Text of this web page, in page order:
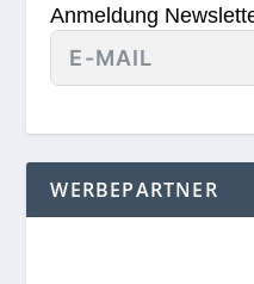
Anmeldung
WERBEPARTNER